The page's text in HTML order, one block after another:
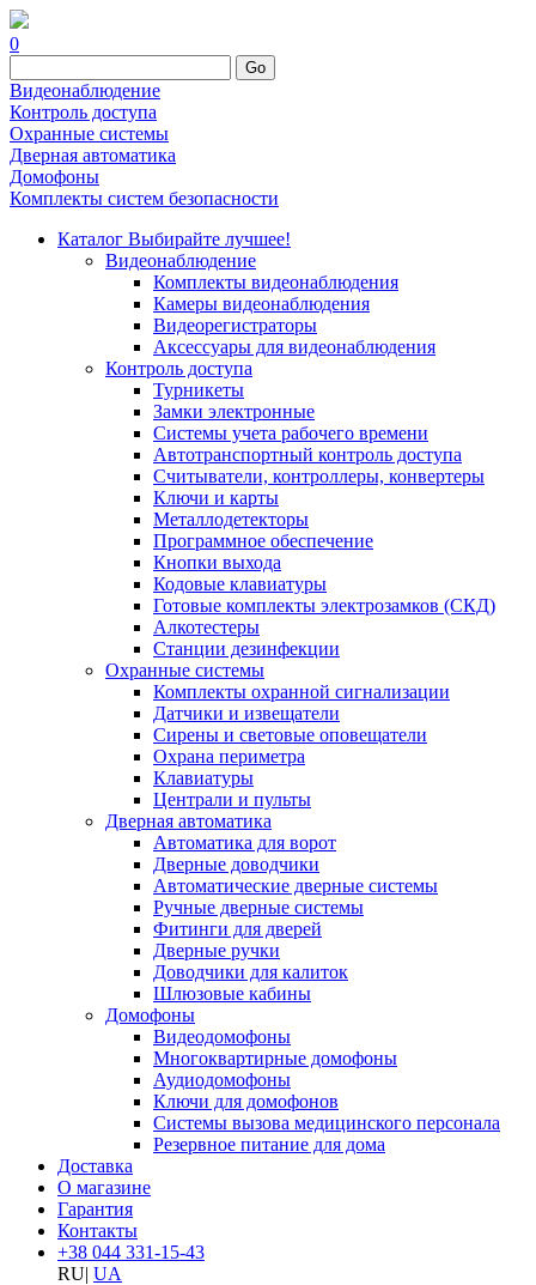
0
Go
Видеонаблюдение
Контроль доступа
Охранные системы
Дверная автоматика
Домофоны
Комплекты систем безопасности
Каталог Выбирайте лучшее!
Видеонаблюдение
Комплекты видеонаблюдения
Камеры видеонаблюдения
Видеорегистраторы
Аксессуары для видеонаблюдения
Контроль доступа
Турникеты
Замки электронные
Системы учета рабочего времени
Автотранспортный контроль доступа
Считыватели, контроллеры, конвертеры
Ключи и карты
Металлодетекторы
Программное обеспечение
Кнопки выхода
Кодовые клавиатуры
Готовые комплекты электрозамков (СКД)
Алкотестеры
Станции дезинфекции
Охранные системы
Комплекты охранной сигнализации
Датчики и извещатели
Сирены и световые оповещатели
Охрана периметра
Клавиатуры
Централи и пульты
Дверная автоматика
Автоматика для ворот
Дверные доводчики
Автоматические дверные системы
Ручные дверные системы
Фитинги для дверей
Дверные ручки
Доводчики для калиток
Шлюзовые кабины
Домофоны
Видеодомофоны
Многоквартирные домофоны
Аудиодомофоны
Ключи для домофонов
Системы вызова медицинского персонала
Резервное питание для дома
Доставка
О магазине
Гарантия
Контакты
+38 044 331-15-43
RU| UA